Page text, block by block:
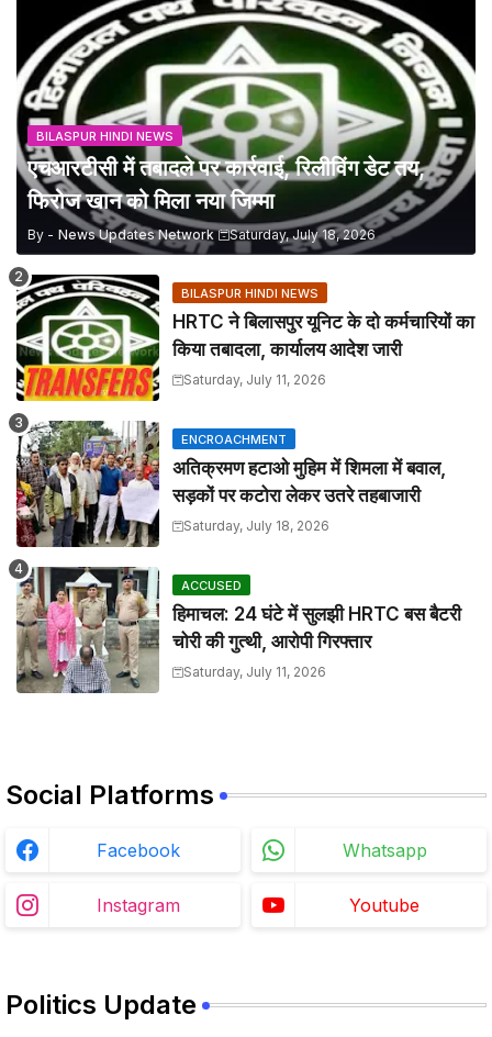
BILASPUR HINDI NEWS
एचआरटीसी में तबादले पर कार्रवाई, रिलीविंग डेट तय,
फिरोज खान को मिला नया जिम्मा
By - News Updates Network Saturday, July 18, 2026
BILASPUR HINDI NEWS
HRTC ने बिलासपुर यूनिट के दो कर्मचारियों का
किया तबादला, कार्यालय आदेश जारी
Saturday, July 11, 2026
ENCROACHMENT
अतिक्रमण हटाओ मुहिम में शिमला में बवाल,
सड़कों पर कटोरा लेकर उतरे तहबाजारी
Saturday, July 18, 2026
ACCUSED
हिमाचल: 24 घंटे में सुलझी HRTC बस बैटरी
चोरी की गुत्थी, आरोपी गिरफ्तार
Saturday, July 11, 2026
Social Platforms
Facebook Whatsapp
Instagram Youtube
Politics Update